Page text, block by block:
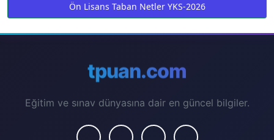
Ön Lisans Taban Netler YKS-2026
tpuan.com
Eğitim ve sınav dünyasına dair en güncel bilgiler.